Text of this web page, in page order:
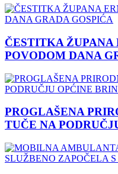
ČESTITKA ŽUPANA
POVODOM DANA
PROGLAŠENA
TUČE NA